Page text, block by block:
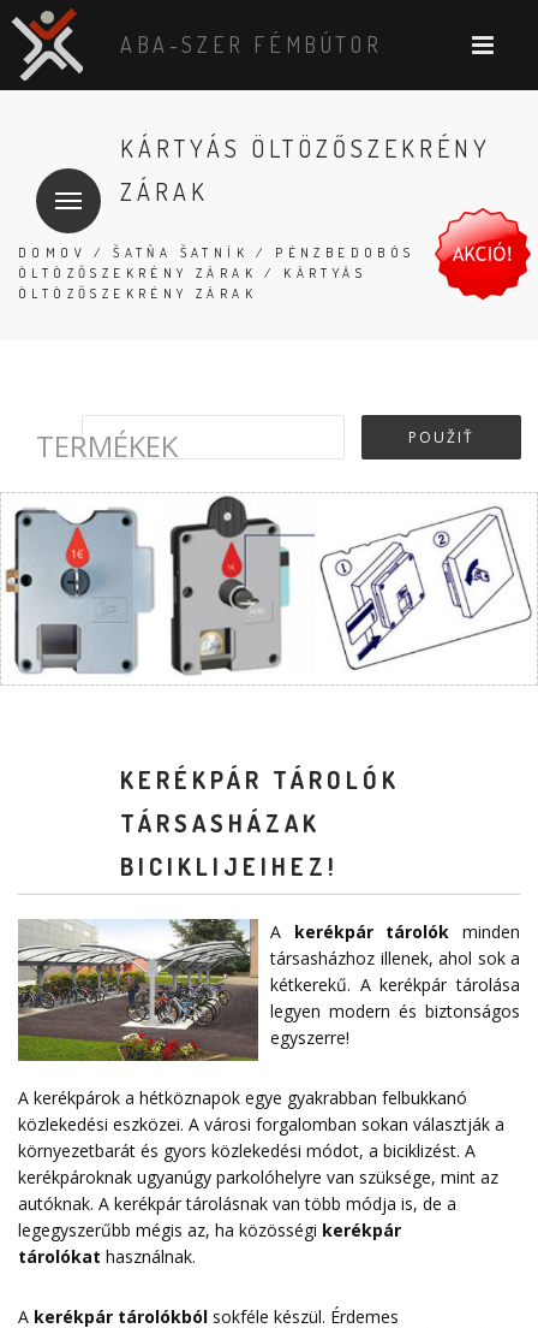
ABA-SZER FÉMBÚTOR
KÁRTYÁS ÖLTÖZŐSZEKRÉNY
ZÁRAK
DOMOV /ŠATŇA ŠATNÍK / PÉNZBEDOBÓS
ÖLTÖZŐSZEKRÉNY ZÁRAK
/ KÁRTYÁS
ÖLTÖZŐSZEKRÉNY ZÁRAK
TERMÉKEK
KERÉKPÁR TÁROLÓK
TÁRSASHÁZAK
BICIKLIJEIHEZ!
A kerékpár tárolók minden
társasházhoz illenek, ahol sok a
kétkerekű. A kerékpár tárolása
legyen modern és biztonságos
egyszerre!
A kerékpárok a hétköznapok egye gyakrabban felbukkanó
közlekedési eszközei. A városi forgalomban sokan választják a
környezetbarát és gyors közlekedési módot, a biciklizést. A
kerékpároknak ugyanúgy parkolóhelyre van szüksége, mint az
autóknak. A kerékpár tárolásnak van több módja is, de a
legegyszerűbb mégis az, ha közösségi kerékpár
tárolókat használnak.
A kerékpár tárolókból sokféle készül. Érdemes